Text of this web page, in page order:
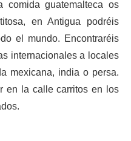
guatemalteca os
en Antigua podréis
el mundo. Encontraréis
internacionales a locales
mexicana, india o persa.
en la calle carritos en los